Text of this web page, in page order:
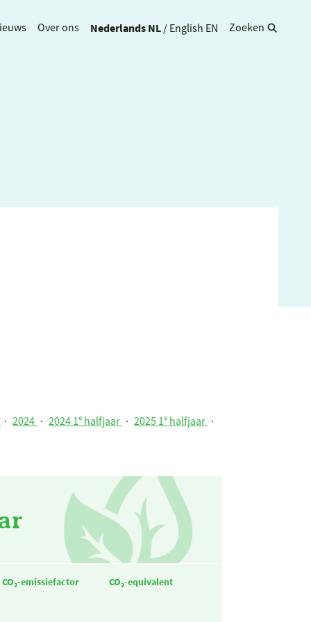
Over ons Nederlands NL / English EN Zoeken
· 2024 · 2024 1ᵉ halfjaar · 2025 1ᵉ halfjaar ·
CO₂-emissiefactor
CO₂-equivalent